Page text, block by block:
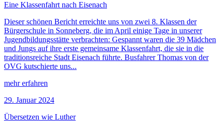
Eine Klassenfahrt nach Eisenach
Dieser schönen Bericht erreichte uns von zwei 8. Klassen der
Bürgerschule in Sonneberg, die im April einige Tage in unserer
Jugendbildungsstätte verbrachten: Gespannt waren die 39 Mädchen
und Jungs auf ihre erste gemeinsame Klassenfahrt, die sie in die
traditionsreiche Stadt Eisenach führte. Busfahrer Thomas von der
OVG kutschierte uns...
mehr erfahren
29. Januar 2024
Übersetzen wie Luther